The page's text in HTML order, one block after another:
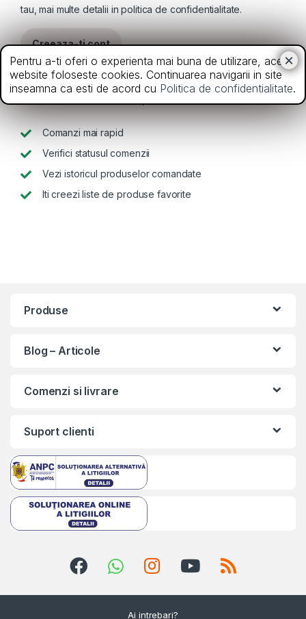
tau, mai multe detalii inpolitica de confidentialitate.
Creeaza-ti cont
Comanzi mai rapid
Verifici statusul comenzii
Vezi istoricul produselor comandate
Iti creezi liste de produse favorite
Produse
Blog – Articole
Comenzi si livrare
Suport clienti
Ai intrebari?
Pentru a-ti oferi o experienta mai buna de utilizare, acest
website foloseste cookies. Continuarea navigarii in site
inseamna ca esti de acord cu Politica de confidentialitate.